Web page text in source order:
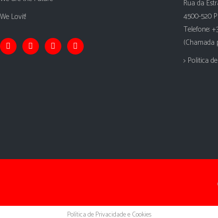
We Lovit!
Rua da
4500-520
Telefone:
(Chamada
> Politica
Política de Privacidade e Cookies